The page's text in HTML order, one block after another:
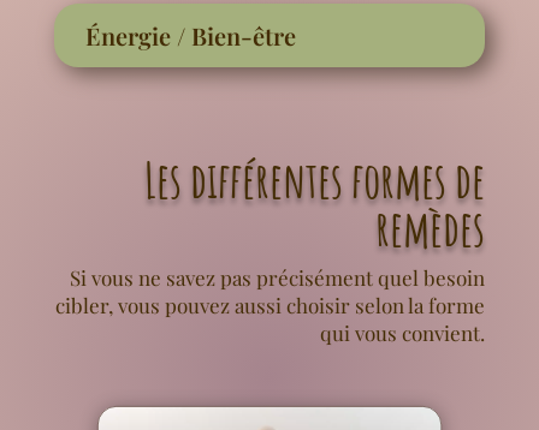
Énergie / Bien-être
Les différentes formes de
remèdes
Si vous ne savez pas précisément quel besoin
cibler, vous pouvez aussi choisir selon la forme
qui vous convient.